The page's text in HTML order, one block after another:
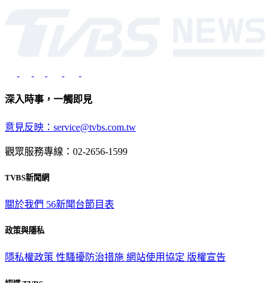
深入時事，一觸即見
意見反映：service@tvbs.com.tw
觀眾服務專線：02-2656-1599
TVBS新聞網
關於我們 56新聞台節目表
政策與隱私
隱私權政策 性騷擾防治措施 網站使用協定 版權宣告